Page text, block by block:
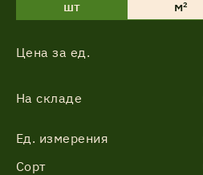
шт
м²
Цена за ед.
На складе
Ед. измерения
Сорт